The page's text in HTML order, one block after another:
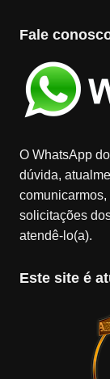
Fale
O WhatsApp
dúvida,
solicitações
atendê-lo(a).
Este site é